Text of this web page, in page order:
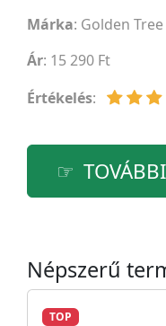
Márka: Golden Tree
Ár: 15 290 Ft
Értékelés:
Népszerű
TOP